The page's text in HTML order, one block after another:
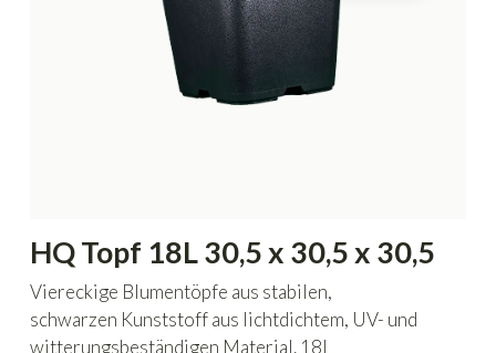
HQ Topf 18L 30,5 x 30,5 x 30,5
Viereckige Blumentöpfe aus stabilen,
schwarzen Kunststoff aus lichtdichtem, UV- und
witterungsbeständigen Material. 18L